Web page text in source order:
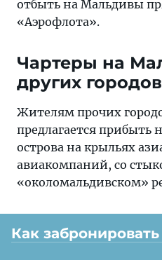
отбыть на Мальдивы
«Аэрофлота».
Чартеры на
других
Жителям прочих
предлагается прибыть
острова на крыльях
авиакомпаний, со
«околомальдивском»
Как